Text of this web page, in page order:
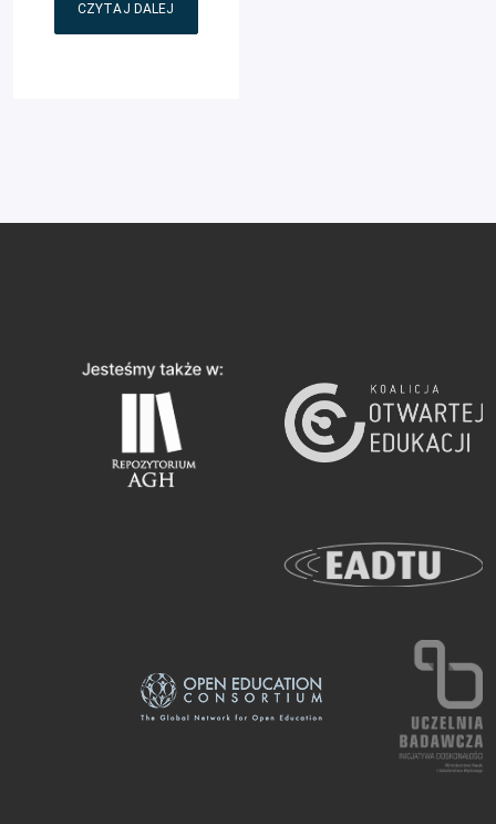
CZYTAJ DALEJ